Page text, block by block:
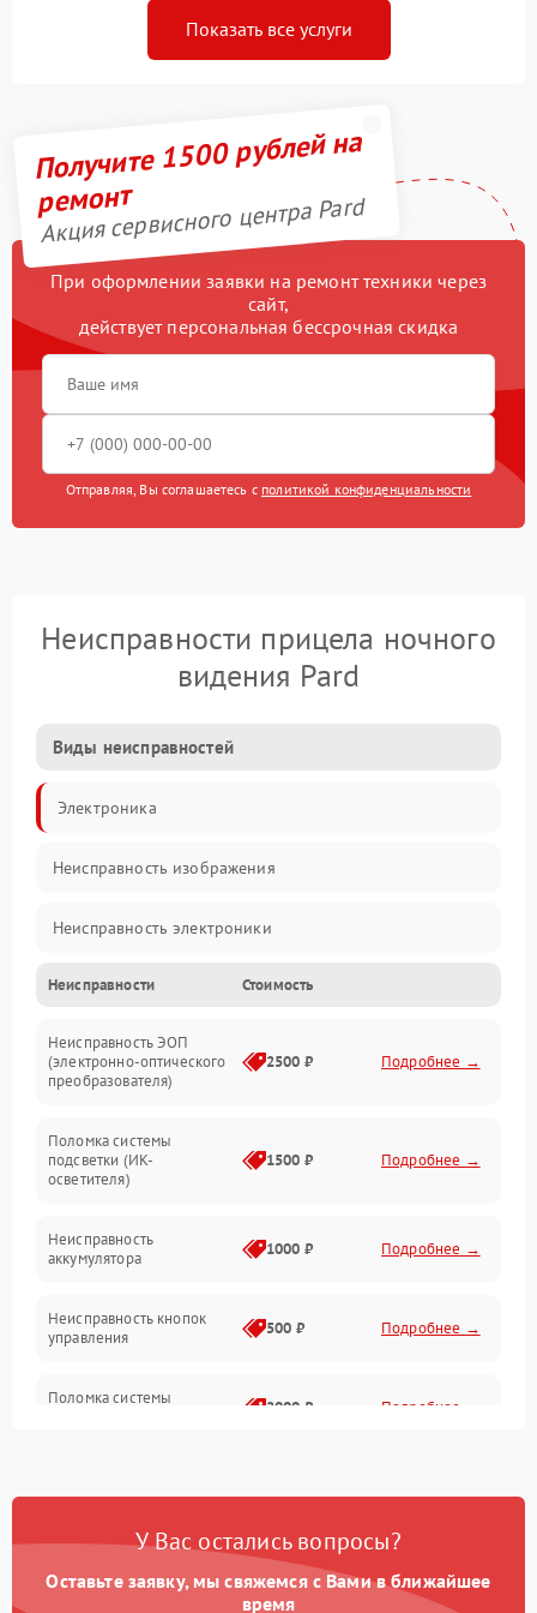
Показать все услуги
Получите 1500 рублей на
ремонт
Акция сервисного центра Pard
При оформлении заявки на ремонт техники через
сайт,
действует персональная бессрочная скидка
Отправляя, Вы соглашаетесь с политикой конфиденциальности
Неисправности прицела ночного
видения Pard
Виды неисправностей
Электроника
Неисправность изображения
Неисправность электроники
Механические повреждения
Неисправность управления
Оптика
Неисправности Стоимость
Неисправность ЭОП
(электронно-оптического
преобразователя)
2500 ₽ Подробнее →
Поломка системы
подсветки (ИК-
осветителя)
1500 ₽ Подробнее →
Неисправность
аккумулятора
1000 ₽ Подробнее →
Неисправность кнопок
управления
500 ₽ Подробнее →
Поломка системы
2000 ₽ Подробнее →
защиты от перегрузок
Неисправность системы
автоматического
отключения
1000 ₽ Подробнее →
У Вас остались вопросы?
Оставьте заявку, мы свяжемся с Вами в ближайшее
время